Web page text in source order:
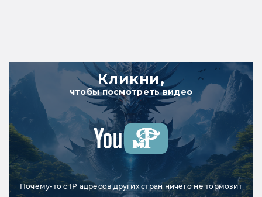
Кликни,
чтобы посмотреть видео
Почему-то с IP адресов других стран ничего не тормозит